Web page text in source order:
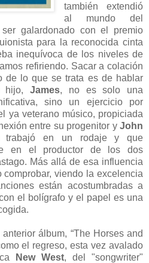
también extendió
al mundo del
galardonado con el premio
para la reconocida cinta
inequívoca de los niveles de
refiriendo. Sacar a colación
de lo que se trata es de hablar
hijo,James, no es solo una
sino un ejercicio por
ya veterano músico, propiciada
entre su progenitor y John
trabajó en un rodaje y que
en el productor de los dos
Más allá de esa influencia
viendo la excelencia
están acostumbradas a
el bolígrafo y el papel es una
álbum, “The Horses and
el regreso, esta vez avalado
New West, del "songwriter"